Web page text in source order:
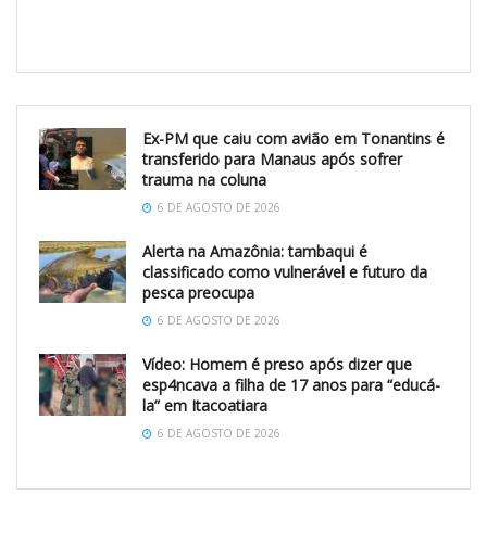
Ex-PM que caiu com avião em Tonantins é
transferido para Manaus após sofrer
trauma na coluna
6 DE AGOSTO DE 2026
Alerta na Amazônia: tambaqui é
classificado como vulnerável e futuro da
pesca preocupa
6 DE AGOSTO DE 2026
Vídeo: Homem é preso após dizer que
esp4ncava a filha de 17 anos para “educá-
la” em Itacoatiara
6 DE AGOSTO DE 2026